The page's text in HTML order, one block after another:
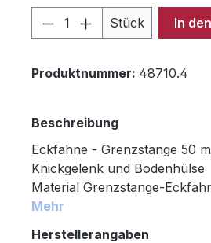
Produkt Anzahl:
Stück In
Produktnummer: 48710.4
Beschreibung
Eckfahne - Grenzstange 50
Knickgelenk und
Material Grenzstange-
Mehr
Herstellerangaben